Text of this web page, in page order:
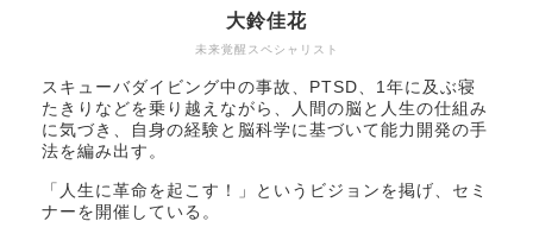
未来覚醒スペシャリスト
大鈴佳花
スキューバダイビング中の事故、PTSD、1年に及ぶ寝
たきりなどを乗り越えながら、人間の脳と人生の仕組み
に気づき、自身の経験と脳科学に基づいて能力開発の手
法を編み出す。
「人生に革命を起こす！」というビジョンを掲げ、セミ
ナーを開催している。